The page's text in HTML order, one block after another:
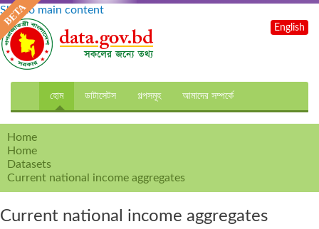
Skip to main content
হোম ডাটাসেটস গল্পসমূহ আমাদের সম্পর্কে
English
Home
Home
Datasets
Current national income aggregates
Current national income aggregates